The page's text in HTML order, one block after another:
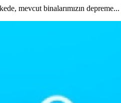
mevcut binalarımızın depreme...